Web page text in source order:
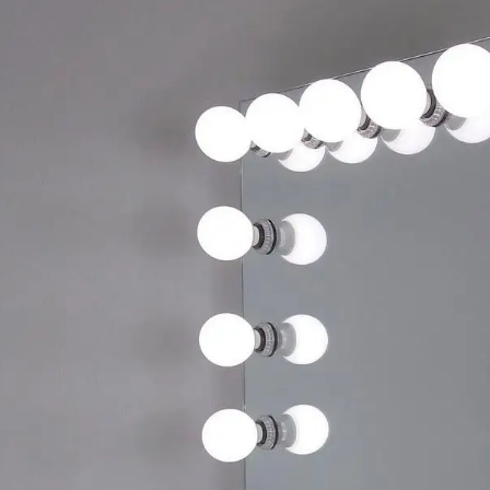
पहले ऑर्डर पर 10% की छूट का आनंद लेंजब आप
और टेक्स्ट संदेश प्राप्त करने के लिए साइन अप करें*